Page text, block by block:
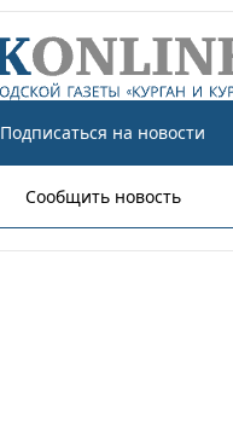
Подписаться на новости
Сообщить новость